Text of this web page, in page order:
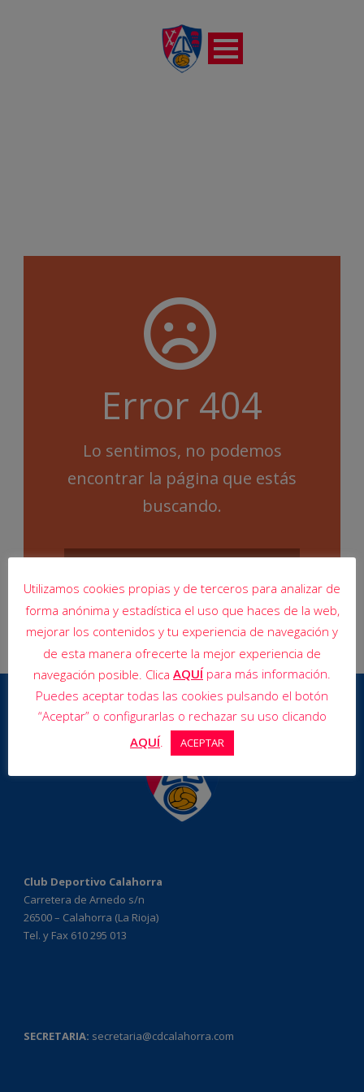
Error 404
Lo sentimos, no podemos
encontrar la página que estás
buscando.
Club Deportivo Calahorra
Carretera de Arnedo s/n
26500 – Calahorra (La Rioja)
Tel. y Fax 610 295 013
SECRETARIA: secretaria@cdcalahorra.com
Utilizamos cookies propias y de terceros para analizar de
forma anónima y estadística el uso que haces de la web,
mejorar los contenidos y tu experiencia de navegación y
de esta manera ofrecerte la mejor experiencia de
navegación posible. Clica AQUÍ para más información.
Puedes aceptar todas las cookies pulsando el botón
“Aceptar” o configurarlas o rechazar su uso clicando
AQUÍ. ACEPTAR